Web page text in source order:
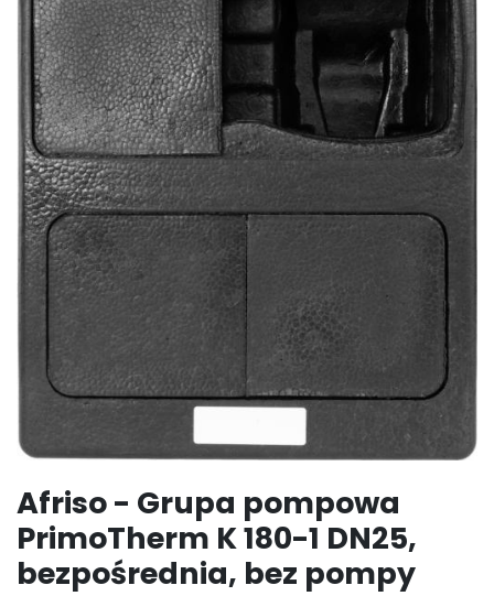
Afriso - Grupa pompowa
PrimoTherm K 180-1 DN25,
bezpośrednia, bez pompy